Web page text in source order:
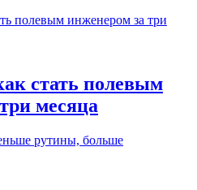
стать полевым
месяца